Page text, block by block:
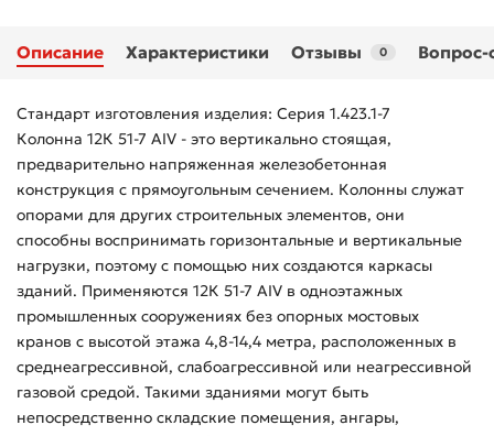
Описание Характеристики Отзывы 0 Вопрос-
Стандарт изготовления изделия: Серия 1.423.1-7
Колонна 12К 51-7 АIV - это вертикально стоящая,
предварительно напряженная железобетонная
конструкция с прямоугольным сечением. Колонны служат
опорами для других строительных элементов, они
способны воспринимать горизонтальные и вертикальные
нагрузки, поэтому с помощью них создаются каркасы
зданий. Применяются 12К 51-7 АIV в одноэтажных
промышленных сооружениях без опорных мостовых
кранов с высотой этажа 4,8-14,4 метра, расположенных в
среднеагрессивной, слабоагрессивной или неагрессивной
газовой средой. Такими зданиями могут быть
непосредственно складские помещения, ангары,